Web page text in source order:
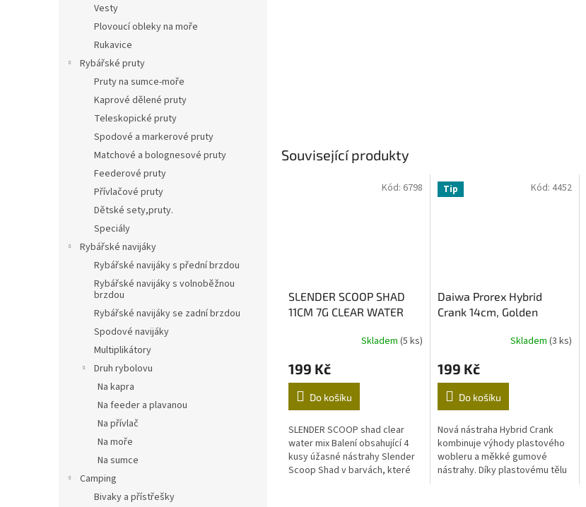
Vesty
Plovoucí obleky na moře
Rukavice
Rybářské pruty
Pruty na sumce-moře
Kaprové dělené pruty
Teleskopické pruty
Spodové a markerové pruty
Matchové a bolognesové pruty
Feederové pruty
Přívlačové pruty
Dětské sety,pruty.
Speciály
Rybářské navijáky
Rybářské navijáky s přední brzdou
Rybářské navijáky s volnoběžnou
brzdou
Rybářské navijáky se zadní brzdou
Spodové navijáky
Multiplikátory
Druh rybolovu
Na kapra
Na feeder a plavanou
Na přívlač
Na moře
Na sumce
Camping
Bivaky a přístřešky
Související produkty
SLENDER SCOOP SHAD
11CM 7G CLEAR WATER
Skladem (5 ks)
199 Kč
Do košíku
SLENDER SCOOP shad clear
water mix Balení obsahující 4
kusy úžasné nástrahy Slender
Scoop Shad v barvách, které
Kód: 6798 Tip
Daiwa Prorex Hybrid
Crank 14cm, Golden
Skladem (3 ks)
199 Kč
Do košíku
Nová nástraha Hybrid Crank
kombinuje výhody plastového
wobleru a měkké gumové
nástrahy. Díky plastovému tělu
Kód: 4452